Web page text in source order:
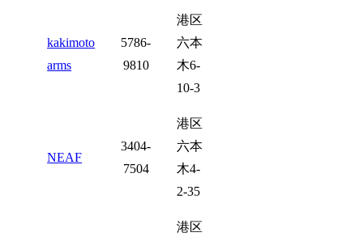
kakimoto
arms
5786-
9810
港区
六本
木6-
10-3
NEAF
3404-
7504
港区
六本
木4-
2-35
港区